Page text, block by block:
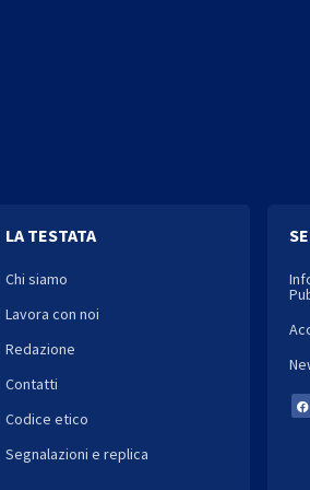
LA TESTATA
Chi siamo
Lavora con noi
Redazione
Contatti
Codice etico
Segnalazioni e replica